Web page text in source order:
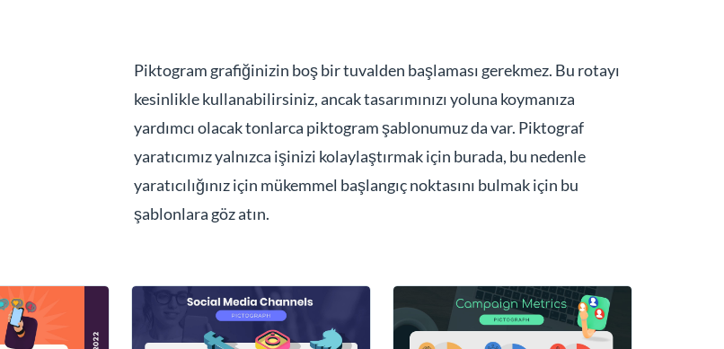
Piktogram grafiğinizin boş bir tuvalden başlaması gerekmez. Bu rotayı
kesinlikle kullanabilirsiniz, ancak tasarımınızı yoluna koymanıza
yardımcı olacak tonlarca piktogram şablonumuz da var. Piktograf
yaratıcımız yalnızca işinizi kolaylaştırmak için burada, bu nedenle
yaratıcılığınız için mükemmel başlangıç ​​noktasını bulmak için bu
şablonlara göz atın.